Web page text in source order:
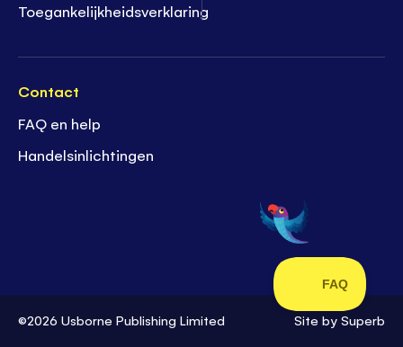
Toegankelijkheidsverklaring
Contact
FAQ en help
Handelsinlichtingen
©2026 Usborne Publishing Limited Site by Superb